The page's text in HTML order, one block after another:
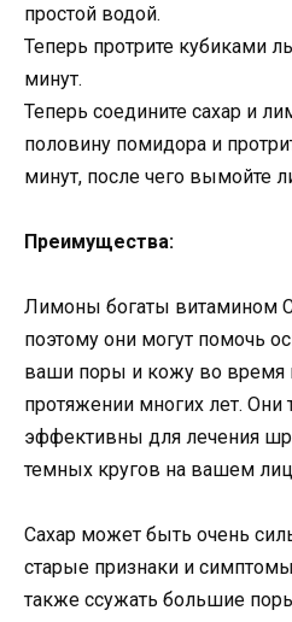
простой водой.
Теперь протрите кубиками
минут.
Теперь соедините сахар и
половину помидора и
минут, после чего вымойте
Преимущества:
Лимоны богаты витамином
поэтому они могут помочь
ваши поры и кожу во время
протяжении многих лет. Они
эффективны для лечения
темных кругов на вашем
Сахар может быть очень
старые признаки и
также ссужать большие